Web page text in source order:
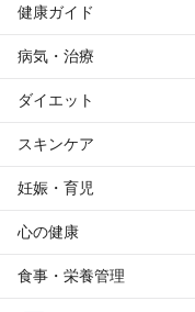
健康ガイド
病気・治療
ダイエット
スキンケア
妊娠・育児
心の健康
食事・栄養管理